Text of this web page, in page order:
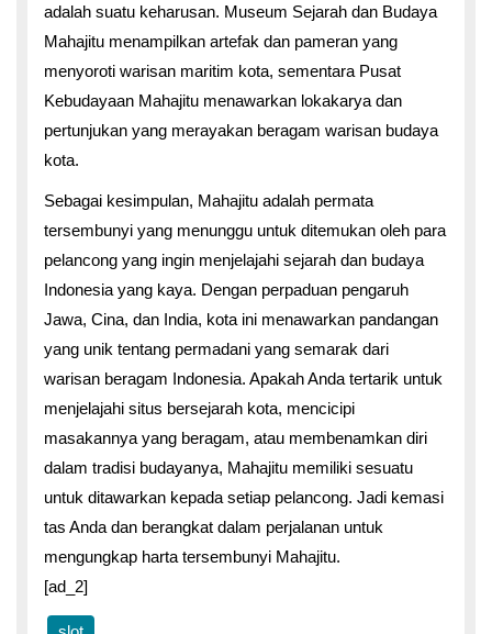
adalah suatu keharusan. Museum Sejarah dan Budaya
Mahajitu menampilkan artefak dan pameran yang
menyoroti warisan maritim kota, sementara Pusat
Kebudayaan Mahajitu menawarkan lokakarya dan
pertunjukan yang merayakan beragam warisan budaya
kota.
Sebagai kesimpulan, Mahajitu adalah permata
tersembunyi yang menunggu untuk ditemukan oleh para
pelancong yang ingin menjelajahi sejarah dan budaya
Indonesia yang kaya. Dengan perpaduan pengaruh
Jawa, Cina, dan India, kota ini menawarkan pandangan
yang unik tentang permadani yang semarak dari
warisan beragam Indonesia. Apakah Anda tertarik untuk
menjelajahi situs bersejarah kota, mencicipi
masakannya yang beragam, atau membenamkan diri
dalam tradisi budayanya, Mahajitu memiliki sesuatu
untuk ditawarkan kepada setiap pelancong. Jadi kemasi
tas Anda dan berangkat dalam perjalanan untuk
mengungkap harta tersembunyi Mahajitu.
[ad_2]